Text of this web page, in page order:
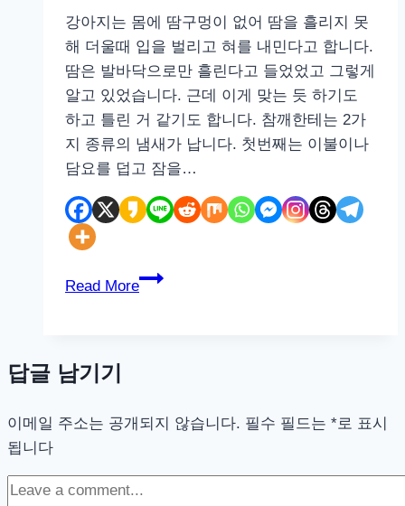
강아지는 몸에 땀구멍이 없어 땀을 흘리지 못
해 더울때 입을 벌리고 혀를 내민다고 합니다.
땀은 발바닥으로만 흘린다고 들었었고 그렇게
알고 있었습니다. 근데 이게 맞는 듯 하기도
하고 틀린 거 같기도 합니다. 참깨한테는 2가
지 종류의 냄새가 납니다. 첫번째는 이불이나
담요를 덥고 잠을…
Read More
강
샴
–
마
답글 남기기
이메일 주소는 공개되지 않습니다. 필수 필드는 *로 표시
됩니다